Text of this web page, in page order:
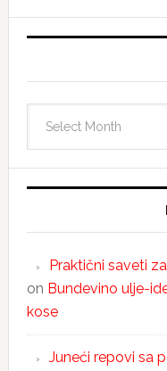
Praktični saveti
on Bundevino ulje-
kose
Juneći repovi sa